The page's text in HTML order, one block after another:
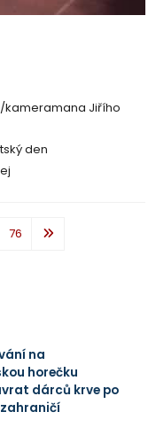
kameramana Jiřího
den
76
na
horečku
dárců krve po